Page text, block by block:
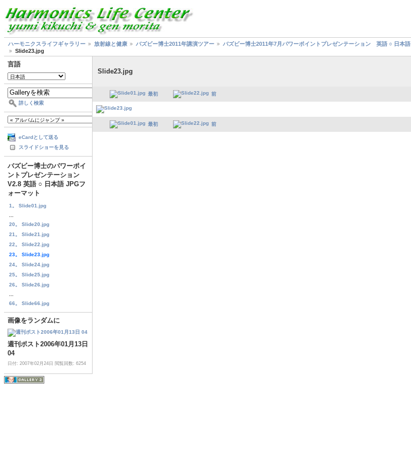
ハーモニクスライフギャラリー 放射線と健康 バズビー博士2011年講演ツアー バズビー博士2011年7月パワーポイントプレゼンテーション 英語 ○ 日本語
Slide23.jpg
言語
詳しく検索
eCardとして送る
スライドショーを見る
バズビー博士のパワーポイ
ントプレゼンテーション
V2.8 英語 ○ 日本語 JPGフ
ォーマット
1。 Slide01.jpg
20。 Slide20.jpg
21。 Slide21.jpg
22。 Slide22.jpg
23。 Slide23.jpg
24。 Slide24.jpg
25。 Slide25.jpg
26。 Slide26.jpg
66。 Slide66.jpg
画像をランダムに
週刊ポスト2006年01月13日
04
日付: 2007年02月24日 閲覧回数: 6254
Slide23.jpg
最初 前
最初 前